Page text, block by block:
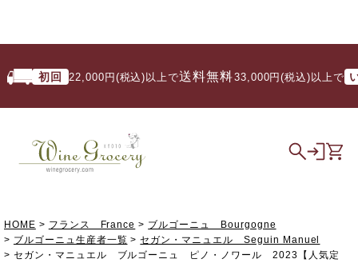
初回 22,000円(税込)以上で 送料無料/ 33,000円(税込)以上で いつ
HOME フランス France
ブルゴーニュ Bourgogne
ブルゴーニュ生産者一覧
セガン・マニュエル Seguin Manuel
セガン・マニュエル ブルゴーニュ ピノ・ノワール 2023【人気定